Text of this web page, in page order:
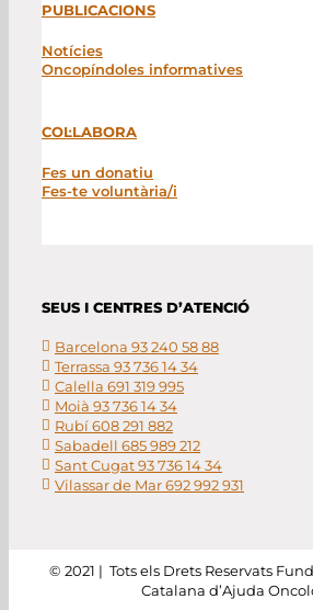
PUBLICACIONS
Notícies
Oncopíndoles informatives
COL·LABORA
Fes un donatiu
Fes-te voluntària/i
SEUS I CENTRES D’ATENCIÓ
Barcelona 93 240 58 88
Terrassa 93 736 14 34
Calella 691 319 995
Moià 93 736 14 34
Rubí 608 291 882
Sabadell 685 989 212
Sant Cugat 93 736 14 34
Vilassar de Mar 692 992 931
© 2021 | Tots els Drets Reservats
Catalana d’Ajuda